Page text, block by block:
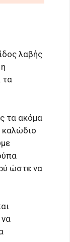
λαβής
τα
τα ακόμα
καλώδιο
ώστε να